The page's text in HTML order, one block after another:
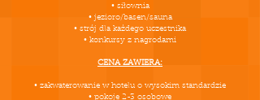
• siłownia
• jezioro/basen/sauna
• strój dla każdego uczestnika
• konkursy z nagrodami
CENA ZAWIERA:
• zakwaterowanie w hotelu o wysokim standardzie
• pokoje 2-3 osobowe